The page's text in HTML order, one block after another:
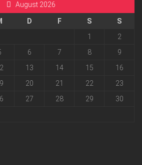
August 2026
D F S
S
1
2
6 7 8
9
13 14 15
16
20 21 22
23
27 28 29
30